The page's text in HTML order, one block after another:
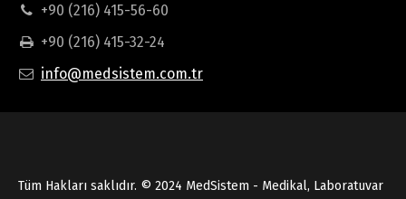
+90 (216) 415-56-60
+90 (216) 415-32-24
info@medsistem.com.tr
Tüm Hakları saklıdır. © 2024 MedSistem - Medikal, Laboratuvar